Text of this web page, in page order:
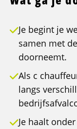
Je begint je
samen met
doorneemt.
Als c
langs
Je haalt